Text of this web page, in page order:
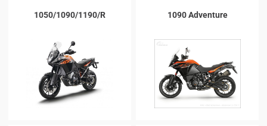
1050/1090/1190/R 1090 Adventure